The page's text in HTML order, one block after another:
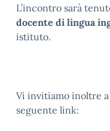
L’incontro sarà
docente di lingua
istituto.
Vi invitiamo inoltre
seguente link: